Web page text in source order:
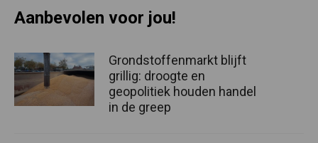
Aanbevolen voor jou!
Grondstoffenmarkt blijft
grillig: droogte en
geopolitiek houden handel
in de greep